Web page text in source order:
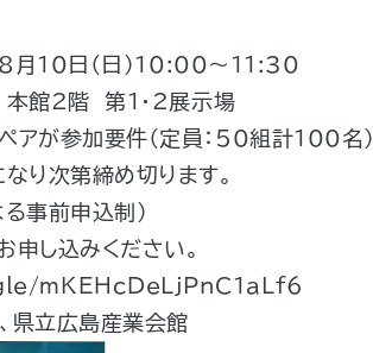
8月10日（日）10:00～11:30
本館2階 第1・2展示場
アが参加要件（定員：50組計100名）
次第締め切ります。
る事前申込制）
申し込みください。
mKEHcDeLjPnC1aLf6
県立広島産業会館